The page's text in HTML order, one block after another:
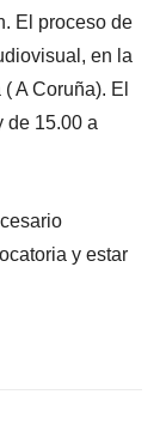
El proceso de
en la
A Coruña). El
de 15.00 a
y estar